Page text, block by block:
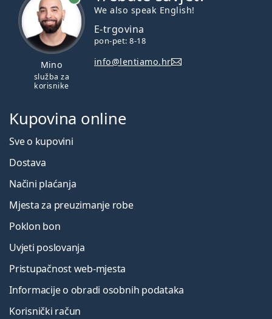
Mino
služba za
korisnike
We also speak English!
E-trgovina
pon-pet: 8-18
info@lentiamo.hr
Kupovina online
Sve o kupovini
Dostava
Načini plaćanja
Mjesta za preuzimanje robe
Poklon bon
Uvjeti poslovanja
Pristupačnost web-mjesta
Informacije o obradi osobnih podataka
Korisnički račun